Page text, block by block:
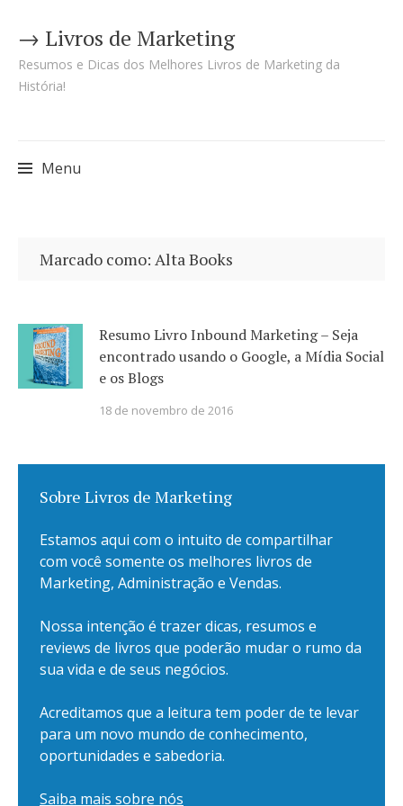
→ Livros de Marketing
Resumos e Dicas dos Melhores Livros de Marketing da
História!
Menu
para
conteúdo
Marcado como: Alta Books
Resumo Livro Inbound Marketing – Seja
encontrado usando o Google, a Mídia Social
e os Blogs
18 de novembro de 2016
Sobre Livros de Marketing
Estamos aqui com o intuito de compartilhar
com você somente os melhores livros de
Marketing, Administração e Vendas.
Nossa intenção é trazer dicas, resumos e
reviews de livros que poderão mudar o rumo da
sua vida e de seus negócios.
Acreditamos que a leitura tem poder de te levar
para um novo mundo de conhecimento,
oportunidades e sabedoria.
Saiba mais sobre nós